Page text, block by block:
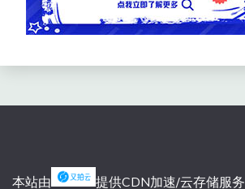
本站由 提供CDN加速/云存储服务